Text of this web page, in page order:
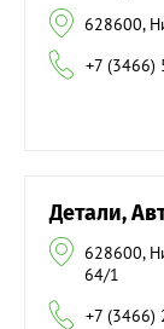
628600,
+7 (3466)
Детали,
628600,
64/1
+7 (3466)